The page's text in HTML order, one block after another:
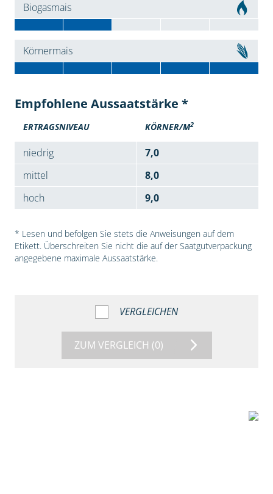
Biogasmais
Körnermais
Empfohlene Aussaatstärke *
ERTRAGSNIVEAU KÖRNER/M2
niedrig
7,0
mittel
8,0
hoch
9,0
* Lesen und befolgen Sie stets die Anweisungen auf dem
Etikett. Überschreiten Sie nicht die auf der Saatgutverpackung
angegebene maximale Aussaatstärke.
VERGLEICHEN
ZUM VERGLEICH (0)